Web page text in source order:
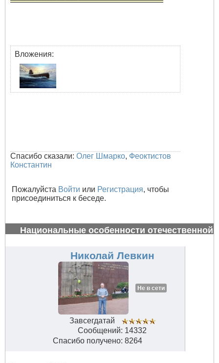
Вложения:
Спасибо сказали: Олег Шмарко, Феоктистов
Константин
Пожалуйста Войти или Регистрация, чтобы
присоединиться к беседе.
Национальные особенности отечественной
Николай Левкин
Не в сети
Завсегдатай
Сообщений: 14332
Спасибо получено: 8264